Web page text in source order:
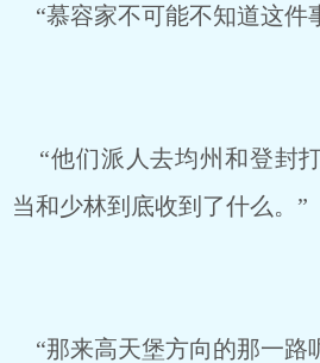
“慕容家不可能不知道这件
“他们派人去均州和登封
当和少林到底收到了什么。”
“那来高天堡方向的那一路